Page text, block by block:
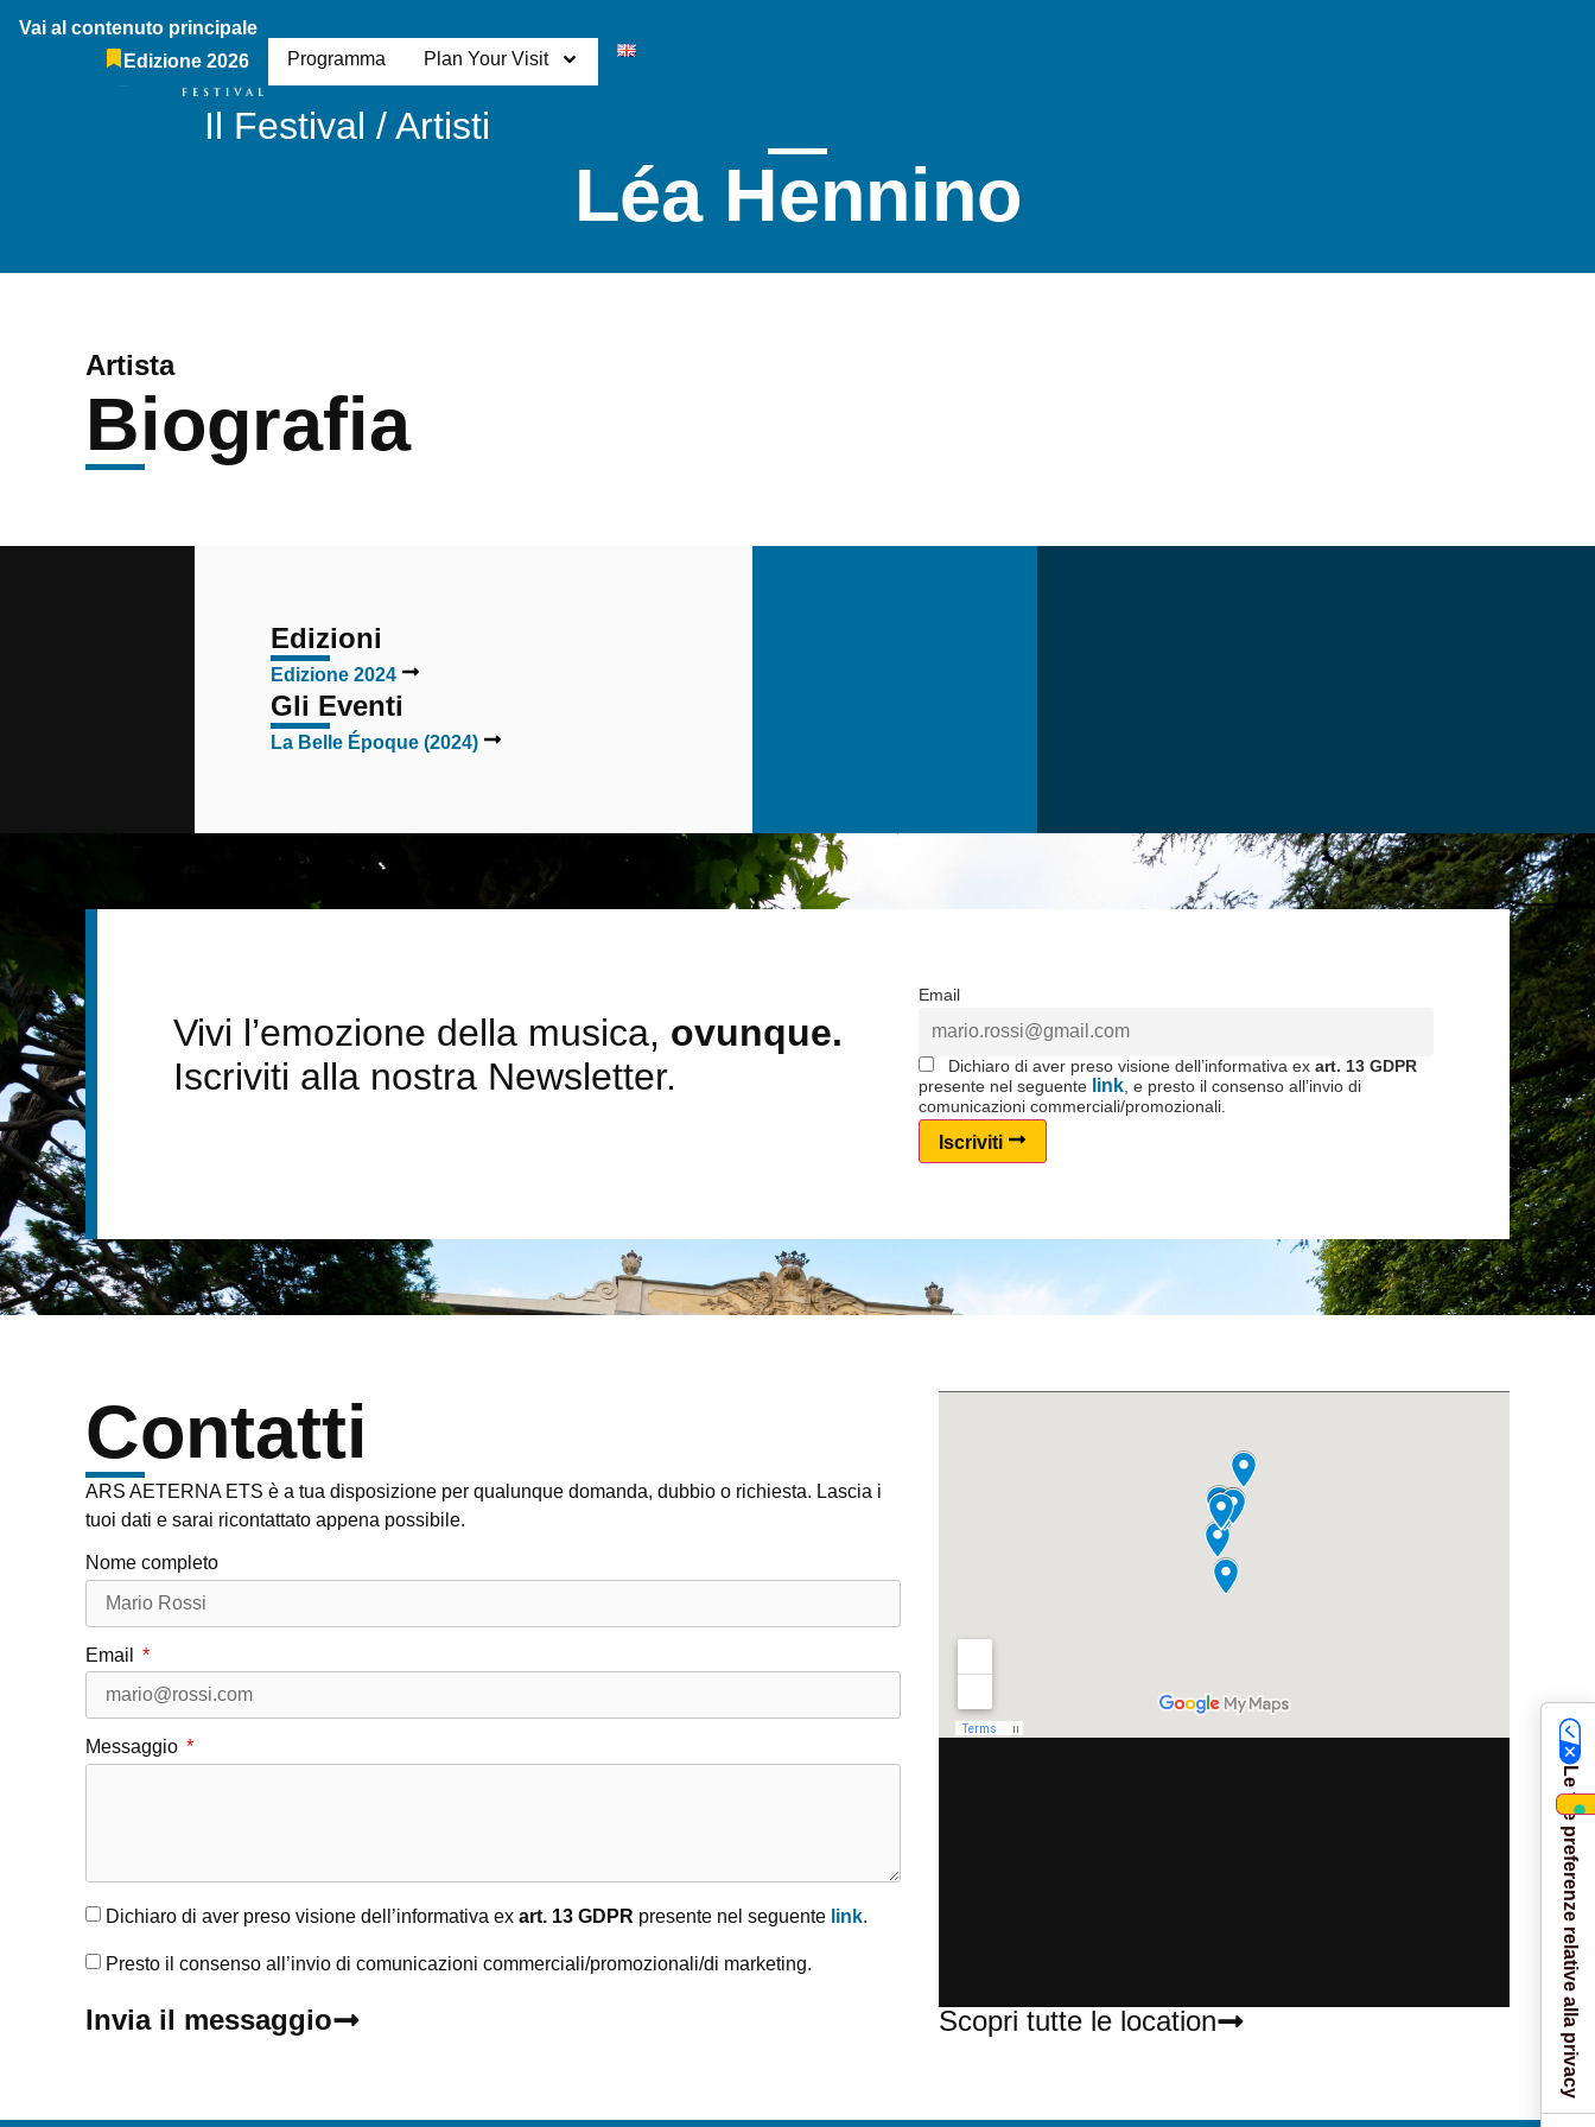
Vai al contenuto principale
Il Festival
Chi Siamo Contatti
Edizione 2026 Programma Plan Your Visit
Breadcrumb:
Il Festival / Artisti
Léa Hennino
Artista
Biografia
Edizioni
Edizione 2024
Gli Eventi
La Belle Époque (2024)
Vivi l’emozione della musica, ovunque.
Iscriviti alla nostra Newsletter.
Email
Dichiaro di aver preso visione dell’informativa ex art. 13 GDPR
presente nel seguente link , e presto il consenso all’invio di
comunicazioni commerciali/promozionali.
Iscriviti
Contatti
ARS AETERNA ETS è a tua disposizione per qualunque domanda, dubbio o richiesta. Lascia i
tuoi dati e sarai ricontattato appena possibile.
Nome completo
Email
Messaggio
Dichiaro di aver preso visione dell’informativa ex art. 13 GDPR presente nel seguente link.
Presto il consenso all’invio di comunicazioni commerciali/promozionali/di marketing.
Invia il messaggio Scopri tutte le location Le tue preferenze relative alla privacy